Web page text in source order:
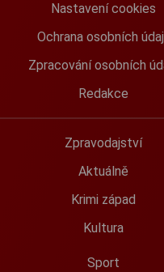
Nastavení cookies
Ochrana osobních
Zpracování osobních
Redakce
Zpravodajství
Aktuálně
Krimi západ
Kultura
Sport